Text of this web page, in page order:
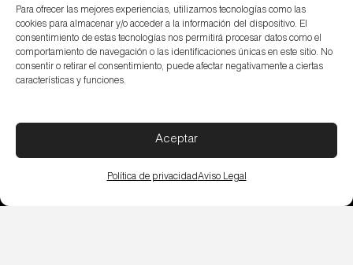
Para ofrecer las mejores experiencias, utilizamos tecnologías como las
cookies para almacenar y/o acceder a la información del dispositivo. El
consentimiento de estas tecnologías nos permitirá procesar datos como el
comportamiento de navegación o las identificaciones únicas en este sitio. No
consentir o retirar el consentimiento, puede afectar negativamente a ciertas
características y funciones.
Aceptar
Política de privacidadAviso Legal